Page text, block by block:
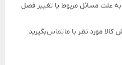
علت مسائل مربوط یا تغییر فصل
مورد نظر با ماتماسبگیرید